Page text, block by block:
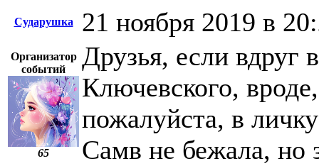
Сударушка 21 ноября 2019 в
Организатор
событий
65
Друзья, если вдруг
Ключевского,
пожалуйста, в
Самв не бежала, но